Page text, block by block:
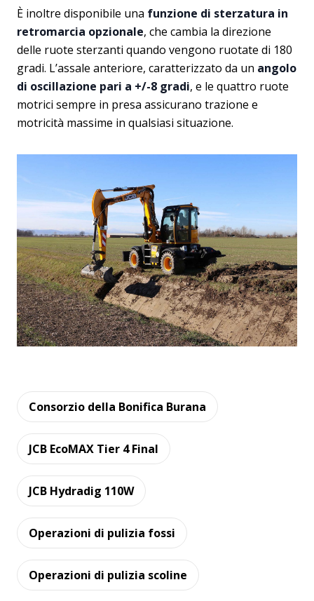
È inoltre disponibile una funzione di sterzatura in
retromarcia opzionale, che cambia la direzione
delle ruote sterzanti quando vengono ruotate di 180
gradi. L’assale anteriore, caratterizzato da un angolo
di oscillazione pari a +/-8 gradi, e le quattro ruote
motrici sempre in presa assicurano trazione e
motricità massime in qualsiasi situazione.
Consorzio della Bonifica Burana
JCB EcoMAX Tier 4 Final
JCB Hydradig 110W
Operazioni di pulizia fossi
Operazioni di pulizia scoline